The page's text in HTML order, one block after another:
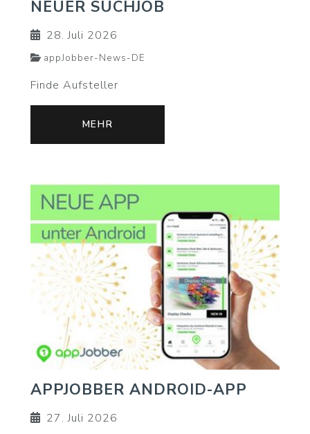
NEUER SUCHJOB
28. Juli 2026
appJobber-News-DE
Finde Aufsteller
MEHR
APPJOBBER ANDROID-APP
27. Juli 2026